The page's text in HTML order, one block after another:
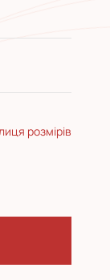
розмірів